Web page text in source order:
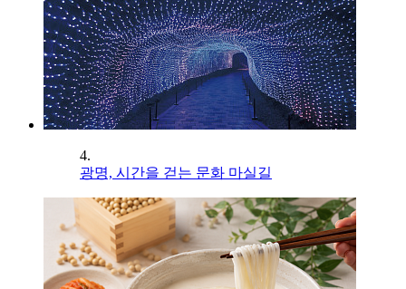
4.
광명, 시간을 걷는 문화 마실길